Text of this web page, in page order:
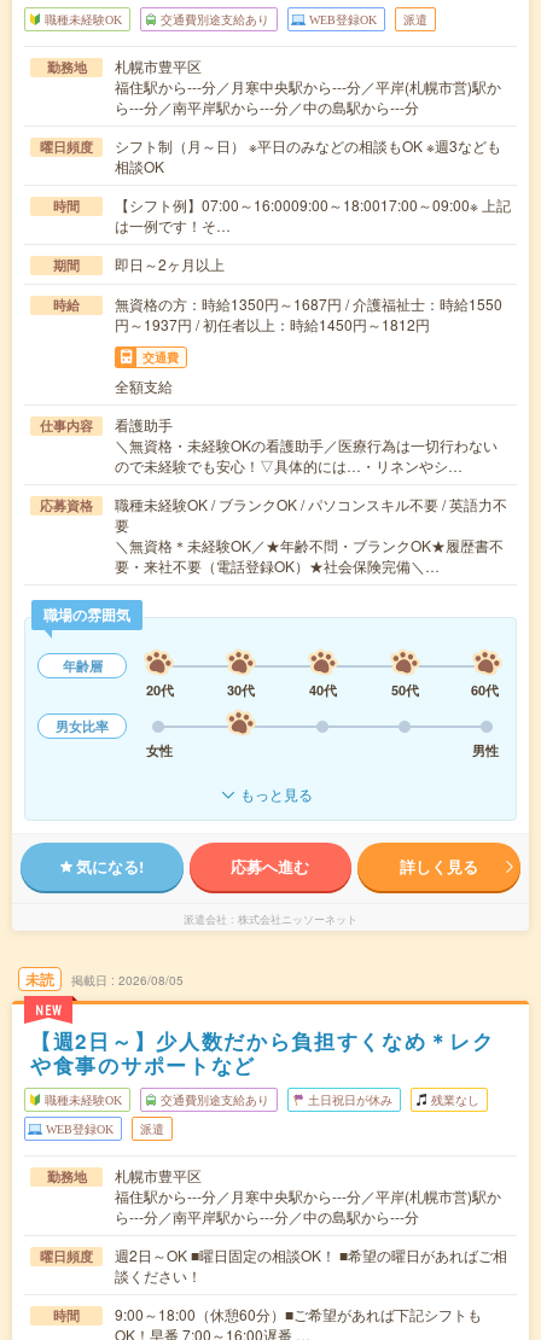
職種未経験OK 交通費別途支給あり WEB登録OK 派遣
勤務地
札幌市豊平区
福住駅から---分／月寒中央駅から---分／平岸(札幌市営)駅か
ら---分／南平岸駅から---分／中の島駅から---分
曜日頻度
シフト制（月～日） ※平日のみなどの相談もOK ※週3なども
相談OK
時間
【シフト例】07:00～16:0009:00～18:0017:00～09:00※ 上記
は一例です！そ…
期間 即日～2ヶ月以上
時給
無資格の方：時給1350円～1687円 / 介護福祉士：時給1550
円～1937円 / 初任者以上：時給1450円～1812円
交通費
全額支給
仕事内容
看護助手
＼無資格・未経験OKの看護助手／医療行為は一切行わない
ので未経験でも安心！▽具体的には…・リネンやシ…
応募資格
職種未経験OK / ブランクOK / パソコンスキル不要 / 英語力不
要
＼無資格＊未経験OK／★年齢不問・ブランクOK★履歴書不
要・来社不要（電話登録OK）★社会保険完備＼…
職場の雰囲気
年齢層
20代
30代 40代 50代
60代
男女比率
女性
男性
もっと見る
気になる! 応募へ進む 詳しく見る
派遣会社 株式会社ニッソーネット
未読
NEW
掲載日 2026/08/05
【週2日～】少人数だから負担すくなめ＊レク
や食事のサポートなど
職種未経験OK 交通費別途支給あり 土日祝日が休み 残業なし
WEB登録OK 派遣
勤務地
札幌市豊平区
福住駅から---分／月寒中央駅から---分／平岸(札幌市営)駅か
ら---分／南平岸駅から---分／中の島駅から---分
曜日頻度
週2日～OK ■曜日固定の相談OK！ ■希望の曜日があればご相
談ください！
時間
9:00～18:00（休憩60分）■ご希望があれば下記シフトも
OK！早番 7:00～16:00遅番 …